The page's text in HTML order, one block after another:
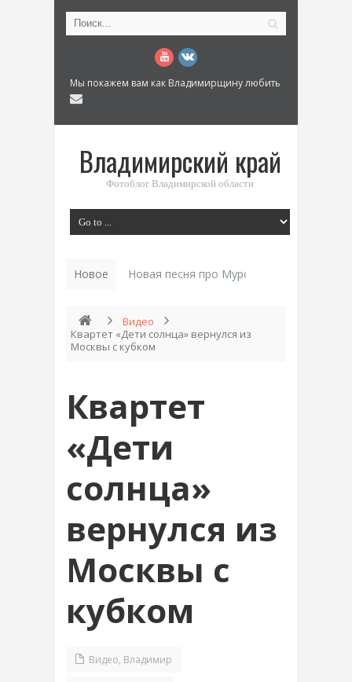
Мы покажем вам как Владимирщину любить
Владимирский край
Фотоблог Владимирской области
Новое Новая песня про Муром: «Былинный
Видео
Квартет «Дети солнца» вернулся из
Москвы с кубком
Квартет
«Дети
солнца»
вернулся из
Москвы с
кубком
Видео, Владимир